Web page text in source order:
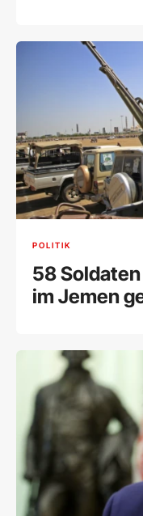
POLITIK
58
im Jemen